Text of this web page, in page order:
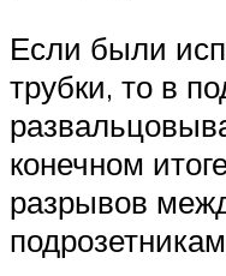
Если были
трубки, то в
конечном
разрывов